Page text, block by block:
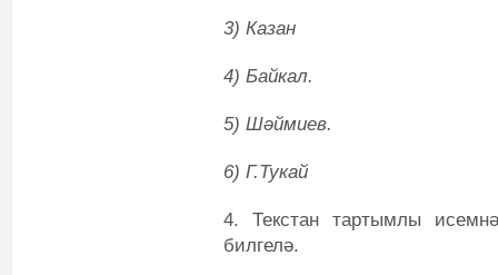
3) Казан
4) Байкал.
5) Шәймиев.
6) Г.Тукай
4. Текстан тартымлы
билгелә.